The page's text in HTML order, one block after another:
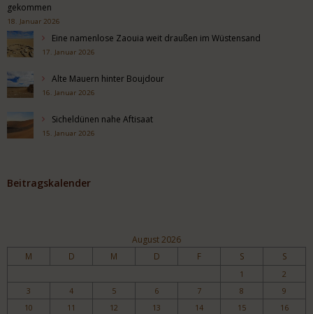
gekommen
18. Januar 2026
Eine namenlose Zaouia weit draußen im Wüstensand
17. Januar 2026
Alte Mauern hinter Boujdour
16. Januar 2026
Sicheldünen nahe Aftisaat
15. Januar 2026
Beitragskalender
August 2026
M D M D F S S
1
2
3
4 5 6 7 8
9
10
11 12 13 14 15
16